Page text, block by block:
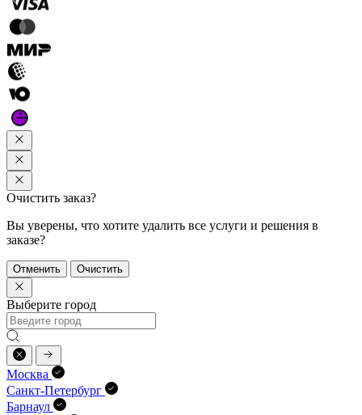
Очистить заказ?
Вы уверены, что хотите удалить все услуги и решения в
заказе?
Отменить Очистить
Выберите город
Москва
Санкт-Петербург
Барнаул